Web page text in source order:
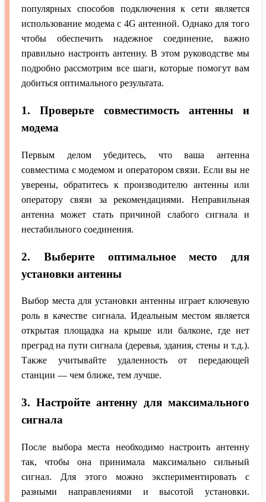
популярных способов подключения к сети является
использование модема с 4G антенной. Однако для того
чтобы обеспечить надежное соединение, важно
правильно настроить антенну. В этом руководстве мы
подробно рассмотрим все шаги, которые помогут вам
добиться оптимального результата.
1. Проверьте совместимость антенны и
модема
Первым делом убедитесь, что ваша антенна
совместима с модемом и оператором связи. Если вы не
уверены, обратитесь к производителю антенны или
оператору связи за рекомендациями. Неправильная
антенна может стать причиной слабого сигнала и
нестабильного соединения.
2. Выберите оптимальное место для
установки антенны
Выбор места для установки антенны играет ключевую
роль в качестве сигнала. Идеальным местом является
открытая площадка на крыше или балконе, где нет
преград на пути сигнала (деревья, здания, стены и т.д.).
Также учитывайте удаленность от передающей
станции — чем ближе, тем лучше.
3. Настройте антенну для максимального
сигнала
После выбора места необходимо настроить антенну
так, чтобы она принимала максимально сильный
сигнал. Для этого можно экспериментировать с
разными направлениями и высотой установки.